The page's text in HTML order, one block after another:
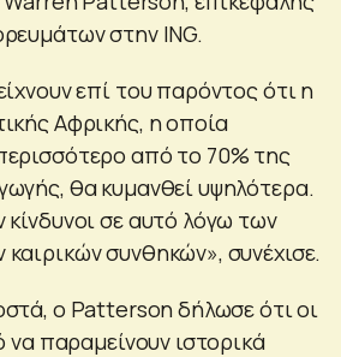
στην ING.
επί του παρόντος ότι η
Αφρικής, η οποία
από το 70% της
θα κυμανθεί υψηλότερα.
σε αυτό λόγω των
συνθηκών», συνέχισε.
ο Patterson δήλωσε ότι οι
να παραμείνουν ιστορικά